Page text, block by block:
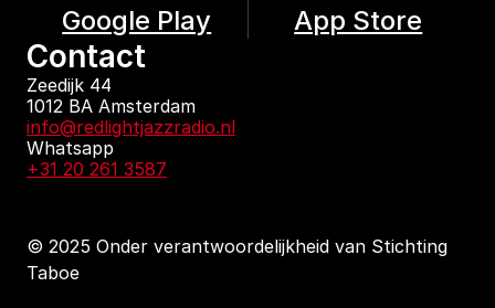
Google Play App Store
Contact
Zeedijk 44
1012 BA Amsterdam
info@redlightjazzradio.nl
Whatsapp
+31 20 261 3587
© 2025 Onder verantwoordelijkheid van Stichting
Taboe